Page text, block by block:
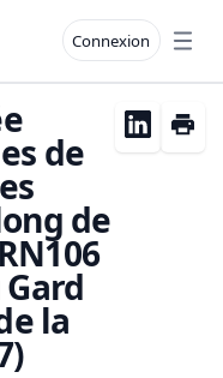
Connexion
de
de
la